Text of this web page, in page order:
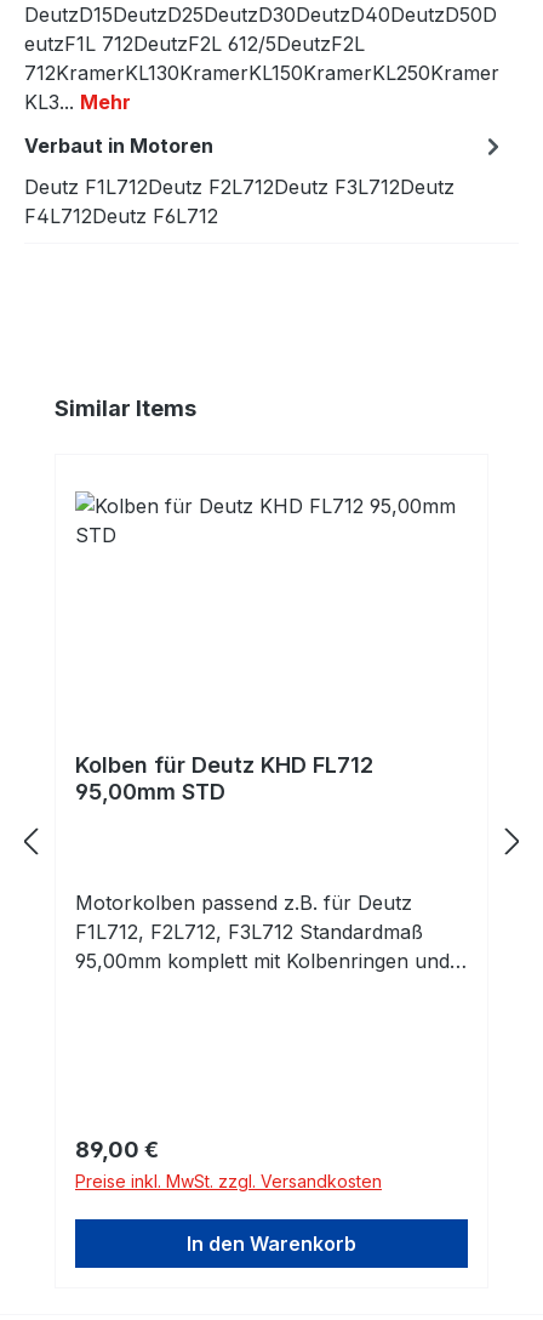
DeutzD15DeutzD25DeutzD30DeutzD40DeutzD50D
eutzF1L 712DeutzF2L 612/5DeutzF2L
712KramerKL130KramerKL150KramerKL250Kramer
KL3... Mehr
Verbaut in Motoren
Deutz F1L712Deutz F2L712Deutz F3L712Deutz
F4L712Deutz F6L712
Produktgalerie überspringen
Similar Items
Kolben für Deutz KHD FL712
95,00mm STD
Motorkolben passend z.B. für Deutz
F1L712, F2L712, F3L712 Standardmaß
95,00mm komplett mit Kolbenringen und
Regulärer Preis:
89,00 €
Preise inkl. MwSt. zzgl. Versandkosten
In den Warenkorb